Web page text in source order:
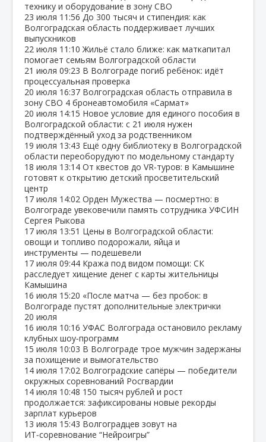
технику и оборудование в зону СВО
23 июля 11:56 До 300 тысяч и стипендия: как
Волгоградская область поддерживает лучших
выпускников
22 июля 11:10 Жильё стало ближе: как маткапитал
помогает семьям Волгоградской области
21 июля 09:23 В Волгограде погиб ребёнок: идёт
процессуальная проверка
20 июля 16:37 Волгоградская область отправила в
зону СВО 4 бронеавтомобиля «Сармат»
20 июля 14:15 Новое условие для единого пособия в
Волгоградской области: с 21 июля нужен
подтверждённый уход за родственником
19 июля 13:43 Ещё одну библиотеку в Волгоградской
области переоборудуют по модельному стандарту
18 июля 13:14 От квестов до VR‑туров: в Камышине
готовят к открытию детский просветительский
центр
17 июля 14:02 Орден Мужества — посмертно: в
Волгограде увековечили память сотрудника УФСИН
Сергея Рыкова
17 июля 13:51 Цены в Волгоградской области:
овощи и топливо подорожали, яйца и
инструменты — подешевели
17 июля 09:44 Кража под видом помощи: СК
расследует хищение денег с карты жительницы
Камышина
16 июля 15:20 «После матча — без пробок: в
Волгограде пустят дополнительные электрички
20 июля
16 июля 10:16 УФАС Волгограда остановило рекламу
клубных шоу‑программ
15 июля 10:03 В Волгограде трое мужчин задержаны
за похищение и вымогательство
14 июля 17:02 Волгоградские сапёры — победители
окружных соревнований Росгвардии
14 июля 10:48 150 тысяч рублей и рост
продолжается: зафиксированы новые рекорды
зарплат курьеров
13 июля 15:43 Волгоградцев зовут на
ИТ‑соревнование “Нейроигры”